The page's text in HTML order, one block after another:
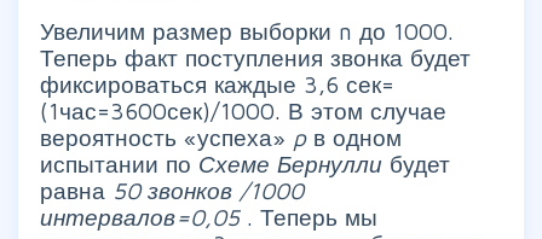
Увеличим размер выборки n до 1000.
Теперь факт поступления звонка будет
фиксироваться каждые 3,6 сек=
(1час=3600сек)/1000. В этом случае
вероятность «успеха» p в одном
испытании по Схеме Бернулли будет
равна 50 звонков /1000
интервалов=0,05 . Теперь мы